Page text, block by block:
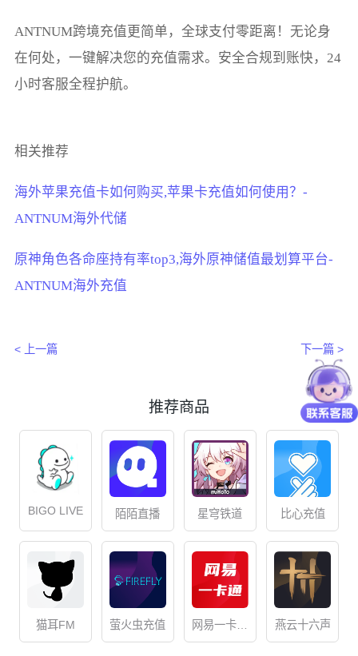
ANTNUM跨境充值更简单，全球支付零距离！无论身
在何处，一键解决您的充值需求。安全合规到账快，24
小时客服全程护航。
相关推荐
海外苹果充值卡如何购买,苹果卡充值如何使用？-
ANTNUM海外代储
原神角色各命座持有率top3,海外原神储值最划算平台-
ANTNUM海外充值
< 上一篇 下一篇 >
推荐商品
BIGO LIVE 陌陌直播 星穹铁道 比心充值
猫耳FM 萤火虫充值
网易一卡通
储值
燕云十六声